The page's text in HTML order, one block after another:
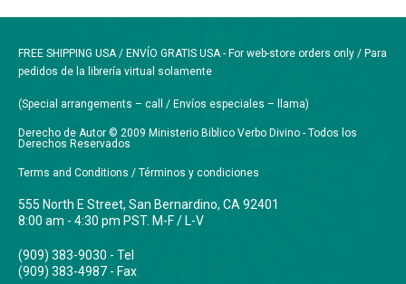
FREE SHIPPING USA / ENVÍO GRATIS USA - For web-store orders only / Para
pedidos de la librería virtual solamente
(Special arrangements – call / Envíos especiales – llama)
Derecho de Autor © 2009 Ministerio Biblico Verbo Divino - Todos los
Derechos Reservados
Terms and Conditions / Términos y condiciones
555 North E Street, San Bernardino, CA 92401
8:00 am - 4:30 pm PST. M-F / L-V
(909) 383-9030 - Tel
(909) 383-4987 - Fax